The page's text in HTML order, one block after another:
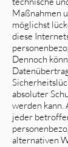
Maßnahmen
möglichst
diese
Dennoch
absoluter
werden kann.
jeder
alternativen